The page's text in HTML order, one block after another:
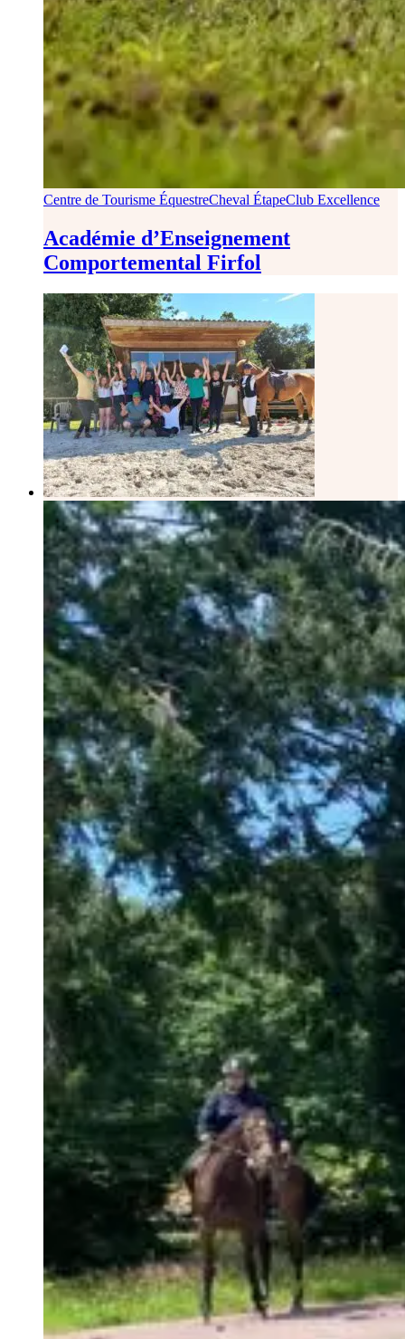
Centre de Tourisme ÉquestreCheval ÉtapeClub Excellence
Académie d’Enseignement
Comportemental Firfol